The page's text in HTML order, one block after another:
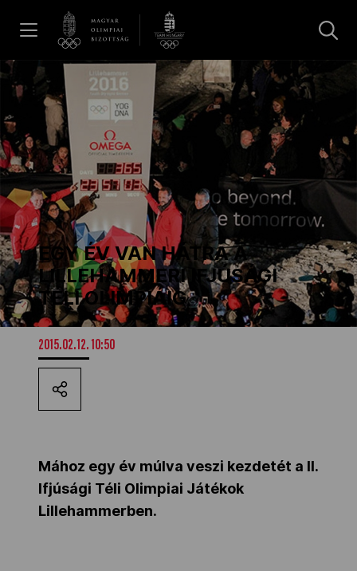
Hírek
Galéria
Dakar 2026
Los Angeles 2028
MOB
Kettőskarrier-program
Társszervezetek
EGY ÉV VAN HÁTRA A
LILLEHAMMERI IFJÚSÁGI
TÉLI OLIMPIÁIG
2015.02.12. 10:50
Mához egy év múlva veszi kezdetét a II.
Ifjúsági Téli Olimpiai Játékok
Lillehammerben.